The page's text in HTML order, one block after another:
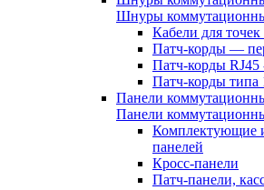
Шнуры
Кабели для
Патч-корды —
Патч-корды RJ45
Патч-корды типа
Панели
Панели
Комплектующие
панелей
Кросс-панели
Патч-панели,